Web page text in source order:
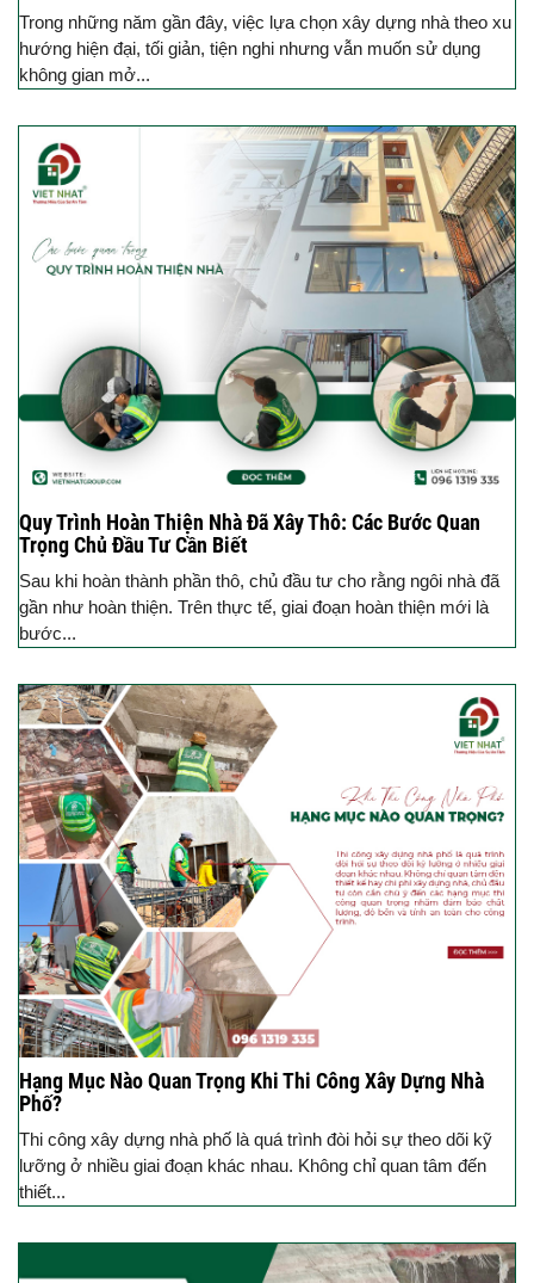
Trong những năm gần đây, việc lựa chọn xây dựng nhà theo xu
hướng hiện đại, tối giản, tiện nghi nhưng vẫn muốn sử dụng
không gian mở...
Quy Trình Hoàn Thiện Nhà Đã Xây Thô: Các Bước Quan
Trọng Chủ Đầu Tư Cần Biết
Sau khi hoàn thành phần thô, chủ đầu tư cho rằng ngôi nhà đã
gần như hoàn thiện. Trên thực tế, giai đoạn hoàn thiện mới là
bước...
Hạng Mục Nào Quan Trọng Khi Thi Công Xây Dựng Nhà
Phố?
Thi công xây dựng nhà phố là quá trình đòi hỏi sự theo dõi kỹ
lưỡng ở nhiều giai đoạn khác nhau. Không chỉ quan tâm đến
thiết...